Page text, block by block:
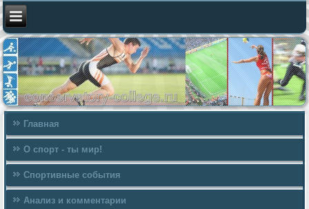
Главная
О спорт - ты мир!
Спортивные события
Анализ и комментарии